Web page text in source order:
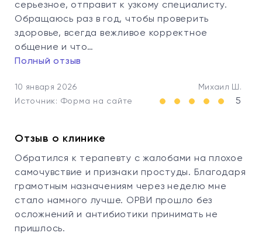
серьезное, отправит к узкому специалисту.
Обращаюсь раз в год, чтобы проверить
здоровье, всегда вежливое корректное
общение и что…
Полный отзыв
10 января 2026
Михаил Ш.
Источник: Форма на сайте
5
Отзыв о клинике
Обратился к терапевту с жалобами на плохое
самочувствие и признаки простуды. Благодаря
грамотным назначениям через неделю мне
стало намного лучше. ОРВИ прошло без
осложнений и антибиотики принимать не
пришлось.